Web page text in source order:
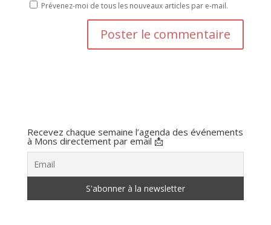
Prévenez-moi de tous les nouveaux articles par e-mail.
Recevez chaque semaine l’agenda des événements
à Mons directement par email 📩